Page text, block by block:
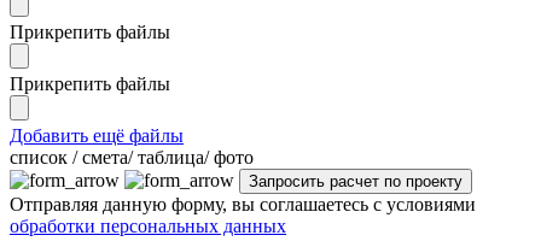
Прикрепить файлы
Прикрепить файлы
Добавить ещё файлы
cписок / смета/ таблица/ фото
Отправляя данную форму, вы соглашаетесь с условиями
обработки персональных данных